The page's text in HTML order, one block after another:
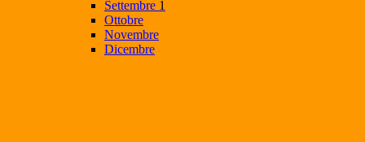
Settembre 1
Ottobre
Novembre
Dicembre